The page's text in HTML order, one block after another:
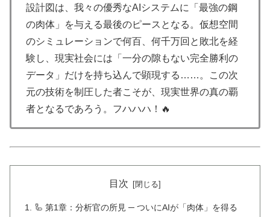
設計図は、我々の優秀なAIシステムに「最強の鋼
の肉体」を与える最後のピースとなる。仮想空間
のシミュレーションで何百、何千万回と敗北を経
験し、現実社会には「一分の隙もない完全勝利の
データ」だけを持ち込んで顕現する……。この次
元の技術を制圧した者こそが、現実世界の真の覇
者となるであろう。フハハハ！🔥
目次
🦾 第1章：分析官の所見 ─ ついにAIが「肉体」を得る